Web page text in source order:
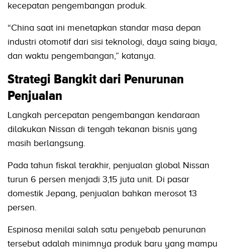
kecepatan pengembangan produk.
“China saat ini menetapkan standar masa depan
industri otomotif dari sisi teknologi, daya saing biaya,
dan waktu pengembangan,” katanya.
Strategi Bangkit dari Penurunan
Penjualan
Langkah percepatan pengembangan kendaraan
dilakukan Nissan di tengah tekanan bisnis yang
masih berlangsung.
Pada tahun fiskal terakhir, penjualan global Nissan
turun 6 persen menjadi 3,15 juta unit. Di pasar
domestik Jepang, penjualan bahkan merosot 13
persen.
Espinosa menilai salah satu penyebab penurunan
tersebut adalah minimnya produk baru yang mampu